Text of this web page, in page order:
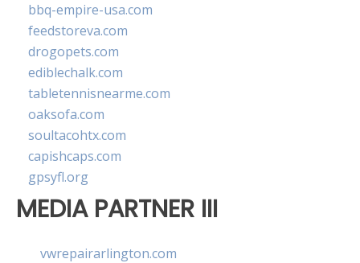
bbq-empire-usa.com
feedstoreva.com
drogopets.com
ediblechalk.com
tabletennisnearme.com
oaksofa.com
soultacohtx.com
capishcaps.com
gpsyfl.org
MEDIA PARTNER III
vwrepairarlington.com